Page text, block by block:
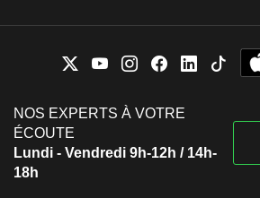
NOS EXPERTS À VOTRE
ÉCOUTE
Lundi - Vendredi 9h-12h / 14h-
18h